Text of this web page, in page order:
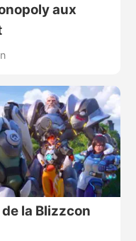
aux
la Blizzcon